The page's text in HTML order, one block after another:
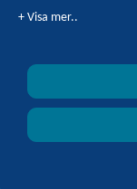
Klicka här för att
Swedish Medtech ©
Design bySphinxly|